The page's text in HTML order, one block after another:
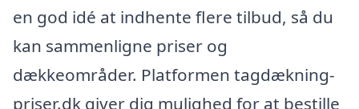
en god idé at indhente flere tilbud, så du
kan sammenligne priser og
dækkeområder. Platformen tagdækning-
priser.dk giver dig mulighed for at bestille